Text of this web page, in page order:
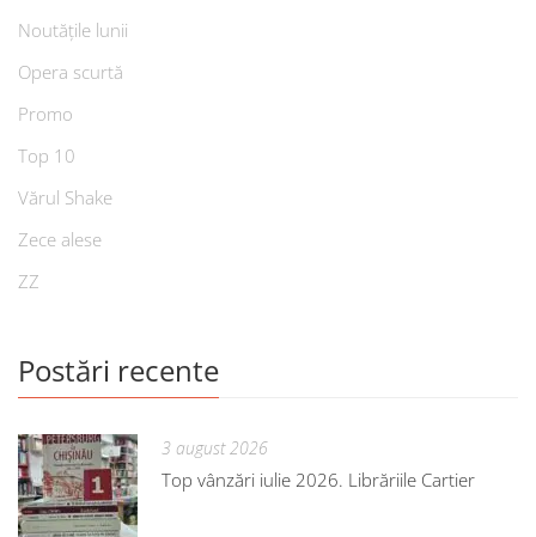
Noutățile lunii
Opera scurtă
Promo
Top 10
Vărul Shake
Zece alese
ZZ
Postări recente
3 august 2026
Top vânzări iulie 2026. Librăriile Cartier